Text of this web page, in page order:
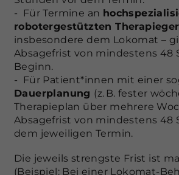
- Für Termine an
robotergestützten
insbesondere dem Lokomat –
Absagefrist von mindestens 48
Beginn.
- Für Patient*innen mit einer
Dauerplanung (z. B. fester
Therapieplan über mehrere
Absagefrist von mindestens 48
dem jeweiligen Termin.
Die jeweils strengste Frist ist
(Beispiel: Bei einer Lokomat-